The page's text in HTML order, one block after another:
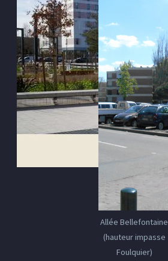
Allée Bellefontaine
(hauteur impasse
Foulquier)